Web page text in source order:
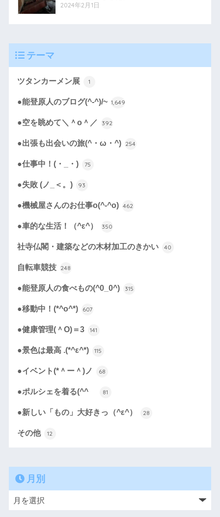
2024年2月1日
テーマ
ツタンカーメン展 1
●能登原人のブログ(^-^)/~ 1,649
●空を眺めて＼＾o＾／ 392
●出張も出会いの旅(^・ω・^) 254
●仕事中！(・_・) 75
●失敗 (ノ_＜。) 93
●機械屋さんのお仕事o(^-^o) 462
●車的な生活！（^ε^） 350
社寺仏閣・建築などの木材加工のきかい 40
自転車競技 248
●能登原人の食べもの(^0_0^) 315
●移動中！(*^o^*) 607
●健康管理(＾O)＝3 141
●景色は最高 .(*^ε^*) 115
●イベント(*＾ー＾)ノ 68
●ポルシェを着る(^^ゞ 81
●新しい「もの」大好きっ（^ε^） 28
その他 12
月別